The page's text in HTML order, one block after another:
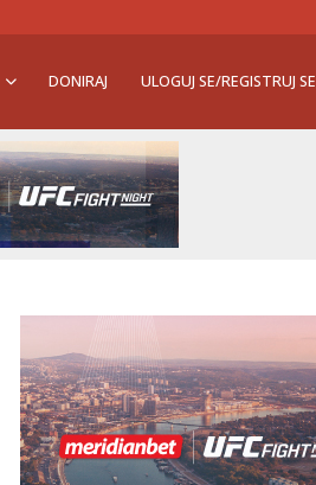
DONIRAJ ULOGUJ SE/REGISTRUJ SE